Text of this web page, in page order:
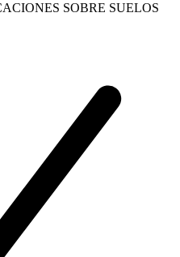
SOBRE SUELOS